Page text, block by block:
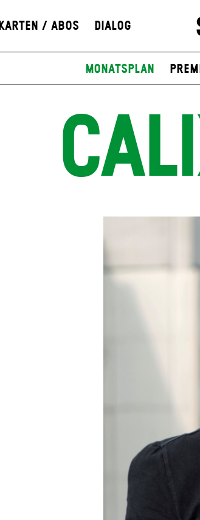
Karten / Abos Dialog
Monatsplan